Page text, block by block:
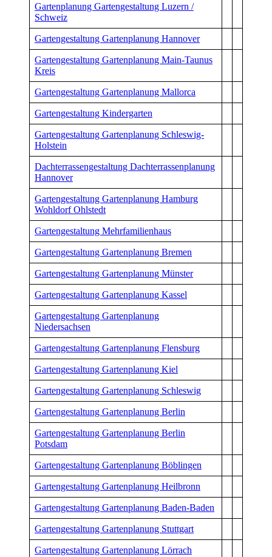
Gartenplanung Gartengestaltung Luzern /
Schweiz
Gartengestaltung Gartenplanung Hannover
Gartengestaltung Gartenplanung Main-Taunus
Kreis
Gartengestaltung Gartenplanung Mallorca
Gartengestaltung Kindergarten
Gartengestaltung Gartenplanung Schleswig-
Holstein
Dachterrassengestaltung Dachterrassenplanung
Hannover
Gartengestaltung Gartenplanung Hamburg
Wohldorf Ohlstedt
Gartengestaltung Mehrfamilienhaus
Gartengestaltung Gartenplanung Bremen
Gartengestaltung Gartenplanung Münster
Gartengestaltung Gartenplanung Kassel
Gartengestaltung Gartenplanung
Niedersachsen
Gartengestaltung Gartenplanung Flensburg
Gartengestaltung Gartenplanung Kiel
Gartengestaltung Gartenplanung Schleswig
Gartengestaltung Gartenplanung Berlin
Gartengestaltung Gartenplanung Berlin
Potsdam
Gartengestaltung Gartenplanung Böblingen
Gartengestaltung Gartenplanung Heilbronn
Gartengestaltung Gartenplanung Baden-Baden
Gartengestaltung Gartenplanung Stuttgart
Gartengestaltung Gartenplanung Lörrach